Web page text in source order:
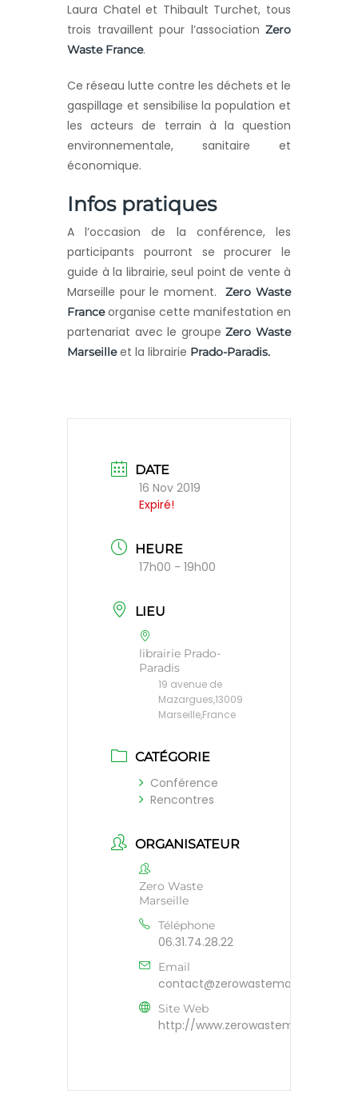
Laura Chatel et Thibault Turchet, tous
trois travaillent pour l’association Zero
Waste France.
Ce réseau lutte contre les déchets et le
gaspillage et sensibilise la population et
les acteurs de terrain à la question
environnementale, sanitaire et
économique.
Infos pratiques
A l’occasion de la conférence, les
participants pourront se procurer le
guide à la librairie, seul point de vente à
Marseille pour le moment.Zero Waste
Franceorganise cette manifestation en
partenariat avec le groupeZero Waste
Marseilleet la librairie Prado-Paradis.
DATE
16 Nov 2019
Expiré!
HEURE
17h00 - 19h00
LIEU
librairie Prado-
Paradis
19 avenue de
Mazargues,13009
Marseille,France
CATÉGORIE
Conférence
Rencontres
ORGANISATEUR
Zero Waste
Marseille
Téléphone
06.31.74.28.22
Email
contact@zerowastemarseille.org
Site Web
http://www.zerowastemarseille.org